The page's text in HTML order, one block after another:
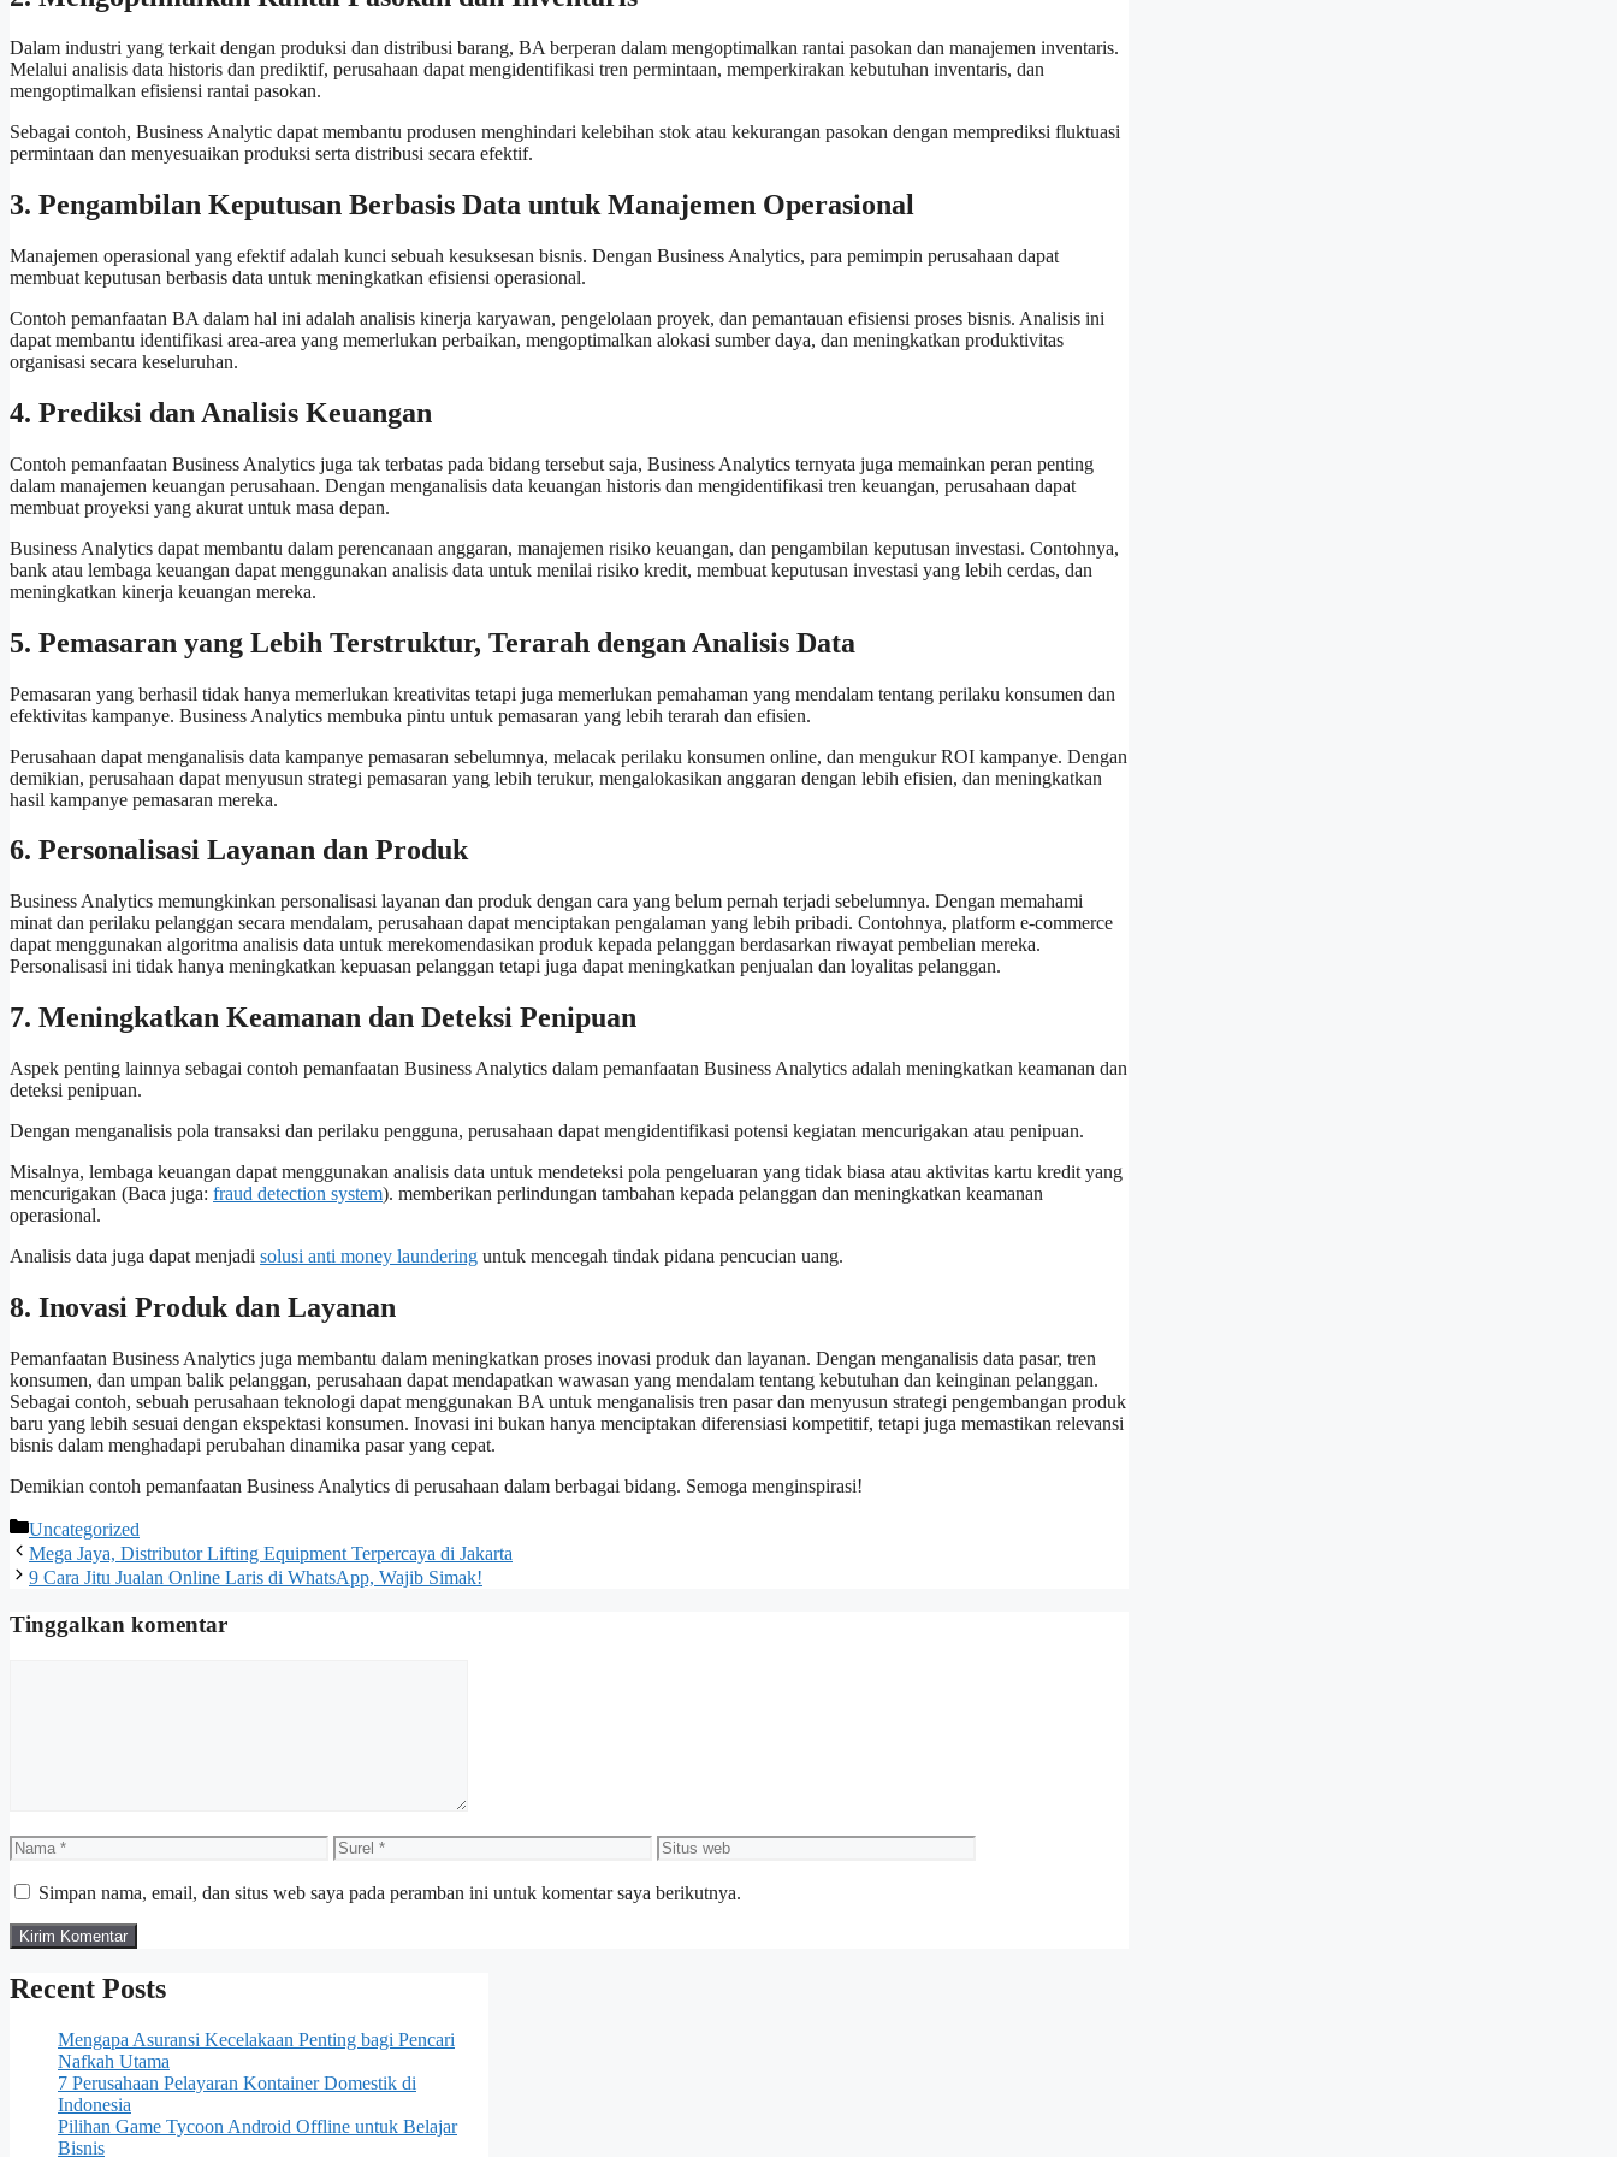
Dalam industri yang terkait dengan produksi dan distribusi barang, BA berperan dalam mengoptimalkan rantai pasokan dan manajemen inventaris.
Melalui analisis data historis dan prediktif, perusahaan dapat mengidentifikasi tren permintaan, memperkirakan kebutuhan inventaris, dan
mengoptimalkan efisiensi rantai pasokan.
Sebagai contoh, Business Analytic dapat membantu produsen menghindari kelebihan stok atau kekurangan pasokan dengan memprediksi fluktuasi
permintaan dan menyesuaikan produksi serta distribusi secara efektif.
3. Pengambilan Keputusan Berbasis Data untuk Manajemen Operasional
Manajemen operasional yang efektif adalah kunci sebuah kesuksesan bisnis. Dengan Business Analytics, para pemimpin perusahaan dapat
membuat keputusan berbasis data untuk meningkatkan efisiensi operasional.
Contoh pemanfaatan BA dalam hal ini adalah analisis kinerja karyawan, pengelolaan proyek, dan pemantauan efisiensi proses bisnis. Analisis ini
dapat membantu identifikasi area-area yang memerlukan perbaikan, mengoptimalkan alokasi sumber daya, dan meningkatkan produktivitas
organisasi secara keseluruhan.
4. Prediksi dan Analisis Keuangan
Contoh pemanfaatan Business Analytics juga tak terbatas pada bidang tersebut saja, Business Analytics ternyata juga memainkan peran penting
dalam manajemen keuangan perusahaan. Dengan menganalisis data keuangan historis dan mengidentifikasi tren keuangan, perusahaan dapat
membuat proyeksi yang akurat untuk masa depan.
Business Analytics dapat membantu dalam perencanaan anggaran, manajemen risiko keuangan, dan pengambilan keputusan investasi. Contohnya,
bank atau lembaga keuangan dapat menggunakan analisis data untuk menilai risiko kredit, membuat keputusan investasi yang lebih cerdas, dan
meningkatkan kinerja keuangan mereka.
5. Pemasaran yang Lebih Terstruktur, Terarah dengan Analisis Data
Pemasaran yang berhasil tidak hanya memerlukan kreativitas tetapi juga memerlukan pemahaman yang mendalam tentang perilaku konsumen dan
efektivitas kampanye. Business Analytics membuka pintu untuk pemasaran yang lebih terarah dan efisien.
Perusahaan dapat menganalisis data kampanye pemasaran sebelumnya, melacak perilaku konsumen online, dan mengukur ROI kampanye. Dengan
demikian, perusahaan dapat menyusun strategi pemasaran yang lebih terukur, mengalokasikan anggaran dengan lebih efisien, dan meningkatkan
hasil kampanye pemasaran mereka.
6. Personalisasi Layanan dan Produk
Business Analytics memungkinkan personalisasi layanan dan produk dengan cara yang belum pernah terjadi sebelumnya. Dengan memahami
minat dan perilaku pelanggan secara mendalam, perusahaan dapat menciptakan pengalaman yang lebih pribadi. Contohnya, platform e-commerce
dapat menggunakan algoritma analisis data untuk merekomendasikan produk kepada pelanggan berdasarkan riwayat pembelian mereka.
Personalisasi ini tidak hanya meningkatkan kepuasan pelanggan tetapi juga dapat meningkatkan penjualan dan loyalitas pelanggan.
7. Meningkatkan Keamanan dan Deteksi Penipuan
Aspek penting lainnya sebagai contoh pemanfaatan Business Analytics dalam pemanfaatan Business Analytics adalah meningkatkan keamanan dan
deteksi penipuan.
Dengan menganalisis pola transaksi dan perilaku pengguna, perusahaan dapat mengidentifikasi potensi kegiatan mencurigakan atau penipuan.
Misalnya, lembaga keuangan dapat menggunakan analisis data untuk mendeteksi pola pengeluaran yang tidak biasa atau aktivitas kartu kredit yang
mencurigakan (Baca juga: fraud detection system). memberikan perlindungan tambahan kepada pelanggan dan meningkatkan keamanan
operasional.
Analisis data juga dapat menjadi solusi anti money laundering untuk mencegah tindak pidana pencucian uang.
8. Inovasi Produk dan Layanan
Pemanfaatan Business Analytics juga membantu dalam meningkatkan proses inovasi produk dan layanan. Dengan menganalisis data pasar, tren
konsumen, dan umpan balik pelanggan, perusahaan dapat mendapatkan wawasan yang mendalam tentang kebutuhan dan keinginan pelanggan.
Sebagai contoh, sebuah perusahaan teknologi dapat menggunakan BA untuk menganalisis tren pasar dan menyusun strategi pengembangan produk
baru yang lebih sesuai dengan ekspektasi konsumen. Inovasi ini bukan hanya menciptakan diferensiasi kompetitif, tetapi juga memastikan relevansi
bisnis dalam menghadapi perubahan dinamika pasar yang cepat.
Demikian contoh pemanfaatan Business Analytics di perusahaan dalam berbagai bidang. Semoga menginspirasi!
Kategori
Uncategorized
Mega Jaya, Distributor Lifting Equipment Terpercaya di Jakarta
9 Cara Jitu Jualan Online Laris di WhatsApp, Wajib Simak!
Tinggalkan komentar
Nama Surel
Situs
web
Simpan nama, email, dan situs web saya pada peramban ini untuk komentar saya berikutnya.
Recent Posts
Mengapa Asuransi Kecelakaan Penting bagi Pencari
Nafkah Utama
7 Perusahaan Pelayaran Kontainer Domestik di
Indonesia
Pilihan Game Tycoon Android Offline untuk Belajar
Bisnis